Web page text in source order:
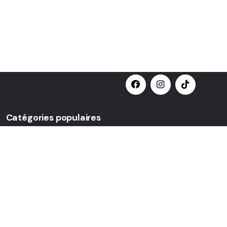
Catégories populaires